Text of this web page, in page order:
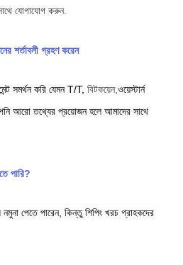
যোগাযোগ করুন.
শর্তাবলী গ্রহণ করেন
সমর্থন করি যেমন T/T, বিটকয়েন,ওয়েস্টার্ন
আরো তথ্যের প্রয়োজন হলে আমাদের সাথে
পারি?
পেতে পারেন, কিন্তু শিপিং খরচ গ্রাহকদের